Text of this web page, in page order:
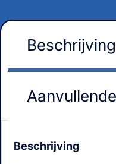
Beschrijving
Beschrijving